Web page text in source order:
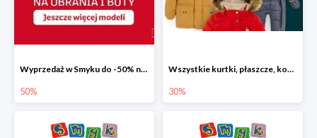
Wyprzedaż w Smyku do -50% na ubrania i buty
50%
Wszystkie kurtki, płaszcze, kombinezony i spodnie narciarskie -30%
30%